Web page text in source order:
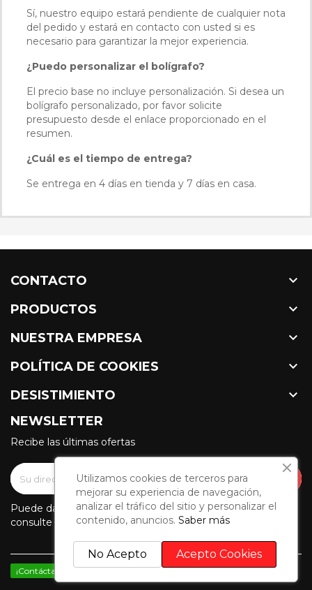
Sí, nuestro equipo estará pendiente de cualquier nota
del pedido y estará en contacto con usted si es
necesario para garantizar la mejor experiencia.
¿Puedo personalizar el bolígrafo?
El precio base no incluye personalización. Si desea un
bolígrafo personalizado, por favor solicite
presupuesto desde el enlace proporcionado en el
resumen.
¿Cuál es el tiempo de entrega?
Se entrega en 4 días en tienda y 7 días en casa.
CONTACTO 
PRODUCTOS 
NUESTRA EMPRESA 
POLÍTICA DE COOKIES 
DESISTIMIENTO 
NEWSLETTER
Recibe las últimas ofertas
Puede darse de baja en cualquier momento. Para ello,
consulte nuestra información de contacto en el aviso legal.
¡Contáctanos por WhatsApp!
Utilizamos cookies de terceros para
mejorar su experiencia de navegación,
analizar el tráfico del sitio y personalizar el
contenido, anuncios. Saber más
Acepto Cookies
No Acepto